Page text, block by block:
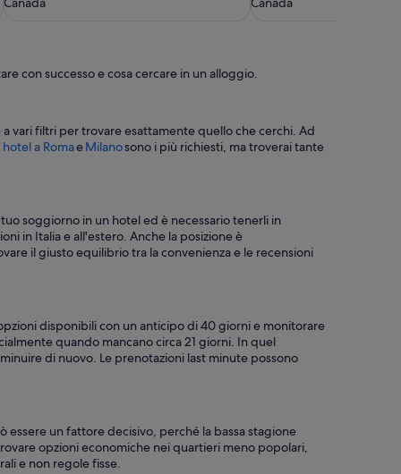
con successo e cosa cercare in un alloggio.
vari filtri per trovare esattamente quello che cerchi. Ad
hotel a RomaeMilanosono i più richiesti, ma troverai tante
soggiorno in un hotel ed è necessario tenerli in
in Italia e all'estero. Anche la posizione è
il giusto equilibrio tra la convenienza e le recensioni
disponibili con un anticipo di 40 giorni e monitorare
quando mancano circa 21 giorni. In quel
di nuovo. Le prenotazioni last minute possono
un fattore decisivo, perché la bassa stagione
opzioni economiche nei quartieri meno popolari,
e non regole fisse.